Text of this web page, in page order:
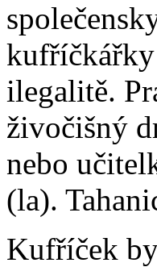
ilegalitě.
živočišný
nebo
(la).
Kufříček